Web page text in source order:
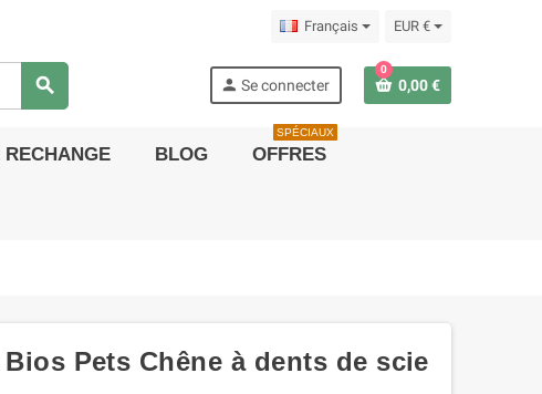
Français EUR €
search person Se connecter
0
0,00 €
RECHANGE BLOG OFFRES
SPÉCIAUX
Bios Pets Chêne à dents de scie